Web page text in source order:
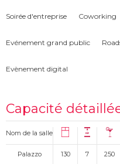
Soirée d'entreprise Coworking
Evénement grand public
Evènement digital
Capacité
Nom de la salle
Palazzo 130 7 250